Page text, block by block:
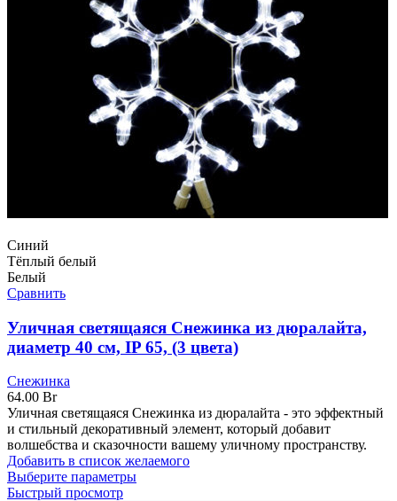
Синий
Тёплый белый
Белый
Сравнить
Уличная светящаяся Снежинка из дюралайта,
диаметр 40 см, IP 65, (3 цвета)
Снежинка
64.00 Br
Уличная светящаяся Снежинка из дюралайта - это эффектный
и стильный декоративный элемент, который добавит
волшебства и сказочности вашему уличному пространству.
Добавить в список желаемого
Выберите параметры
Быстрый просмотр